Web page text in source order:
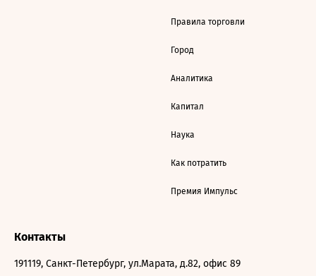
Правила торговли
Город
Аналитика
Капитал
Наука
Как потратить
Премия Импульс
Контакты
191119, Санкт-Петербург, ул.Марата, д.82, офис 89